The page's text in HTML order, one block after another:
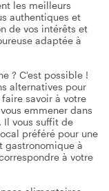
les meilleurs
authentiques et
de vos intérêts et
adaptée à
? C'est possible !
alternatives pour
savoir à votre
emmener dans
Il vous suffit de
préféré pour une
gastronomique à
à votre